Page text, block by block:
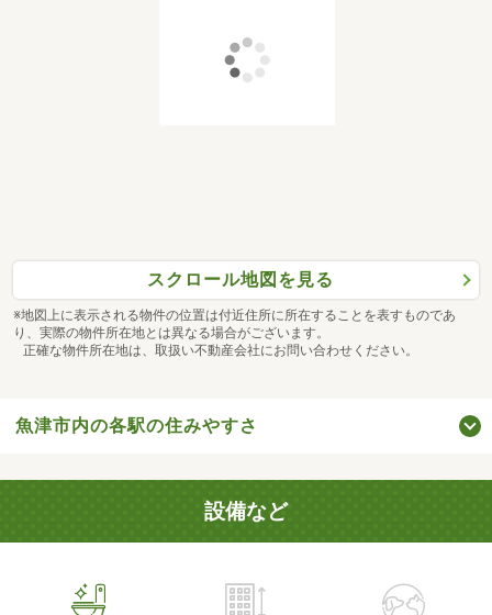
スクロール地図を見る
※地図上に表示される物件の位置は付近住所に所在することを表すものであ
り、実際の物件所在地とは異なる場合がございます。
正確な物件所在地は、取扱い不動産会社にお問い合わせください。
魚津市内の各駅の住みやすさ
設備など